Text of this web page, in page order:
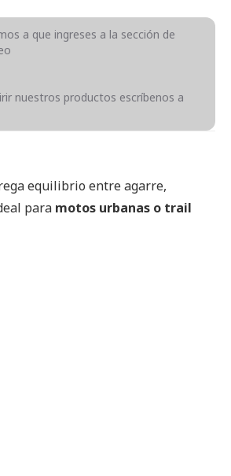
a que ingreses a la sección de
nuestros productos escríbenos a
equilibrio entre agarre,
para motos urbanas o trail